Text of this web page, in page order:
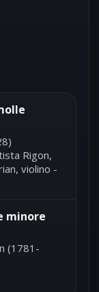
Rigon,
violino -
minore
(1781-